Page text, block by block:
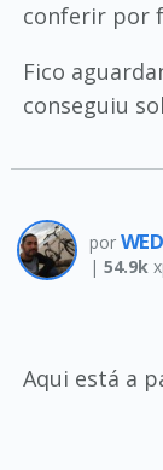
conferir por
Fico
conseguiu
por
| 54.9k
Aqui está a